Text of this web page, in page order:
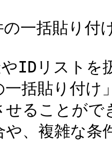
一括貼り付
やIDリスト
一括貼り付け
せることが
や、複雑な条